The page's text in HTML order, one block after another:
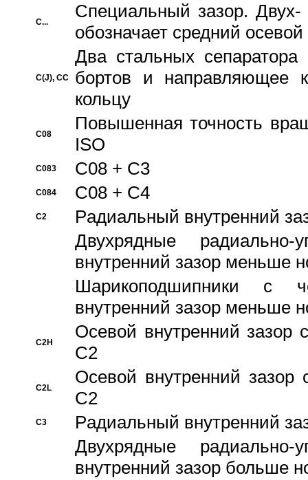
C...
Специальный зазор.
обозначает средний
C(J), CC
Два стальных сепаратора
бортов и направляющее
кольцу
C08
Повышенная точность
ISO
C083 C08 + C3
C084 C08 + C4
C2
Pадиальный внутренний
Двухрядные радиально-
внутренний зазор меньше
Шарикоподшипники с
внутренний зазор меньше
C2H
Осевой внутренний зазор
C2
C2L
Осевой внутренний зазор
C2
C3
Pадиальный внутренний
Двухрядные радиально-
внутренний зазор больше